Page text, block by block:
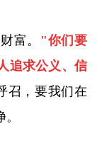
富。 "你们要
追求公义、信
召，要我们在